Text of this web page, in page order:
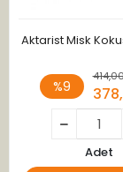
Aktarist Misk
%9
Adet